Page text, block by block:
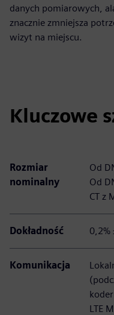
danych pomiarowych,
znacznie zmniejsza
wizyt na miejscu.
Kluczowe
Rozmiar
nominalny
Od
Od
CT z
Dokładność 0,2%
Komunikacja
LTE